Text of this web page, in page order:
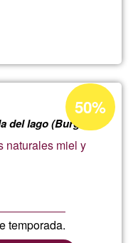
Spirit
del lago (Burgos)
naturales miel y
temporada.
Acceptance
percentage
of
Ğ1
50%